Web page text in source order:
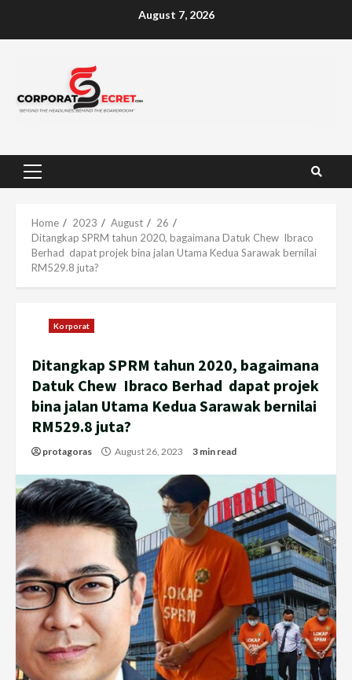
August 7, 2026
Primary
Home 2023 August
26
Ditangkap SPRM tahun 2020, bagaimana Datuk Chew Ibraco
Berhad dapat projek bina jalan Utama Kedua Sarawak bernilai
RM529.8 juta?
Korporat
Ditangkap SPRM tahun 2020, bagaimana
Datuk Chew Ibraco Berhad dapat projek
bina jalan Utama Kedua Sarawak bernilai
RM529.8 juta?
protagoras August 26, 2023 3 min read